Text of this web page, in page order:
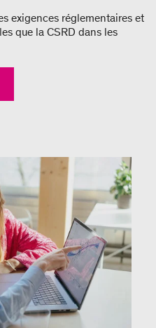
exigences réglementaires et
que la CSRD dans les